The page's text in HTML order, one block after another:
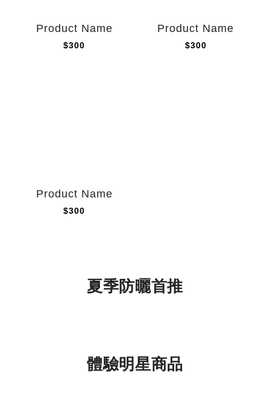
Product Name
$300
Product Name
$300
Product Name
$300
夏季防曬首推
體驗明星商品